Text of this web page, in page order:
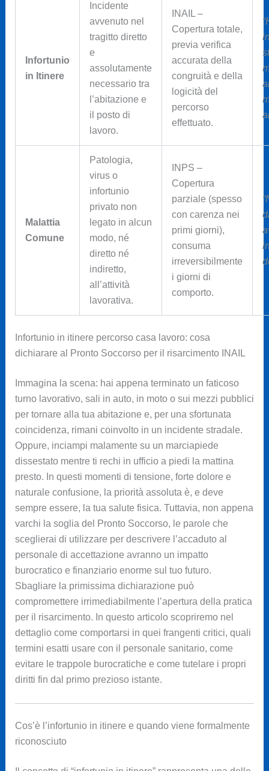
Infortunio
in Itinere
Incidente
avvenuto nel
tragitto diretto
e
assolutamente
necessario tra
l’abitazione e
il posto di
lavoro.
INAIL –
Copertura totale,
previa verifica
accurata della
congruità e della
logicità del
percorso
effettuato.
Malattia
Comune
Patologia,
virus o
infortunio
privato non
legato in alcun
modo, né
diretto né
indiretto,
all’attività
lavorativa.
INPS –
Copertura
parziale (spesso
con carenza nei
primi giorni),
consuma
irreversibilmente
i giorni di
comporto.
Infortunio in itinere percorso casa lavoro: cosa
dichiarare al Pronto Soccorso per il risarcimento INAIL
Immagina la scena: hai appena terminato un faticoso
turno lavorativo, sali in auto, in moto o sui mezzi pubblici
per tornare alla tua abitazione e, per una sfortunata
coincidenza, rimani coinvolto in un incidente stradale.
Oppure, inciampi malamente su un marciapiede
dissestato mentre ti rechi in ufficio a piedi la mattina
presto. In questi momenti di tensione, forte dolore e
naturale confusione, la priorità assoluta è, e deve
sempre essere, la tua salute fisica. Tuttavia, non appena
varchi la soglia del Pronto Soccorso, le parole che
sceglierai di utilizzare per descrivere l’accaduto al
personale di accettazione avranno un impatto
burocratico e finanziario enorme sul tuo futuro.
Sbagliare la primissima dichiarazione può
compromettere irrimediabilmente l’apertura della pratica
per il risarcimento. In questo articolo scopriremo nel
dettaglio come comportarsi in quei frangenti critici, quali
termini esatti usare con il personale sanitario, come
evitare le trappole burocratiche e come tutelare i propri
diritti fin dal primo prezioso istante.
Cos’è l’infortunio in itinere e quando viene formalmente
riconosciuto